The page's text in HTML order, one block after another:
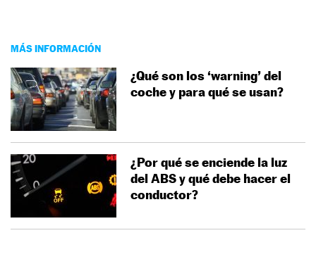
MÁS INFORMACIÓN
¿Qué son los ‘warning’ del
coche y para qué se usan?
¿Por qué se enciende la luz
del ABS y qué debe hacer el
conductor?